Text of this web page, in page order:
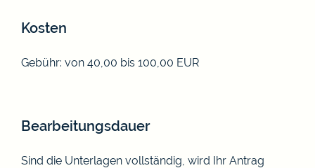
Kosten
Gebühr: von 40,00 bis 100,00 EUR
Bearbeitungsdauer
Sind die Unterlagen vollständig, wird Ihr Antrag